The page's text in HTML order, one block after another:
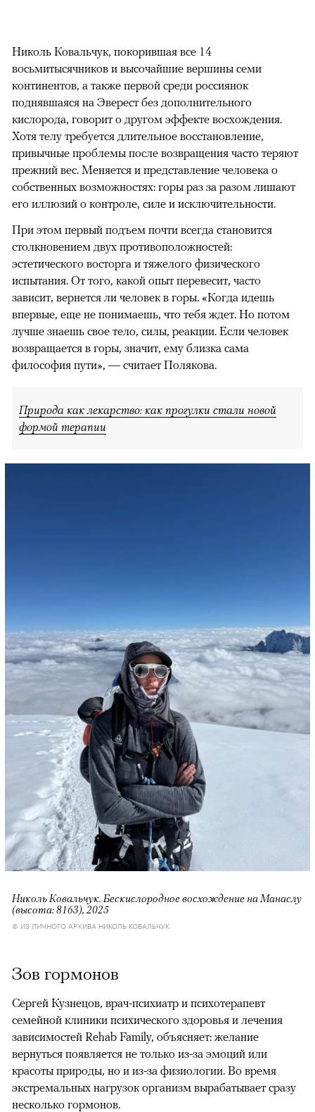
Николь Ковальчук, покорившая все 14
восьмитысячников и высочайшие вершины семи
континентов, а также первой среди россиянок
поднявшаяся на Эверест без дополнительного
кислорода, говорит о другом эффекте восхождения.
Хотя телу требуется длительное восстановление,
привычные проблемы после возвращения часто теряют
прежний вес. Меняется и представление человека о
собственных возможностях: горы раз за разом лишают
его иллюзий о контроле, силе и исключительности.
При этом первый подъем почти всегда становится
столкновением двух противоположностей:
эстетического восторга и тяжелого физического
испытания. От того, какой опыт перевесит, часто
зависит, вернется ли человек в горы. «Когда идешь
впервые, еще не понимаешь, что тебя ждет. Но потом
лучше знаешь свое тело, силы, реакции. Если человек
возвращается в горы, значит, ему близка сама
философия пути», — считает Полякова.
Природа как лекарство: как прогулки стали новой
формой терапии
Николь Ковальчук. Бескислородное восхождение на Манаслу
(высота: 8163), 2025
© ИЗ ЛИЧНОГО АРХИВА НИКОЛЬ КОВАЛЬЧУК
Зов гормонов
Сергей Кузнецов, врач-психиатр и психотерапевт
семейной клиники психического здоровья и лечения
зависимостей Rehab Family, объясняет: желание
вернуться появляется не только из-за эмоций или
красоты природы, но и из-за физиологии. Во время
экстремальных нагрузок организм вырабатывает сразу
несколько гормонов.